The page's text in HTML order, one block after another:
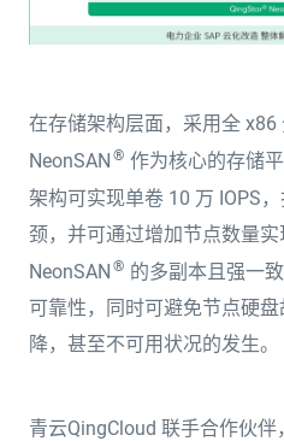
在存储架构层面，采用全 x86
NeonSAN ®️ 作为核心的存储
架构可实现单卷 10 万 IOPS
颈，并可通过增加节点数量实
NeonSAN ®️ 的多副本且强一
可靠性，同时可避免节点硬
降，甚至不可用状况的发生。
青云QingCloud 联手合作伙